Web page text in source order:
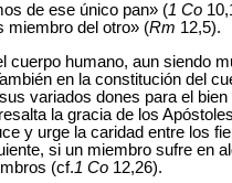
de ese único pan» (1 Co
miembro del otro» (Rm 12,5).
humano, aun siendo
en la constitución del
variados dones para el
la gracia de los
y urge la caridad entre los
si un miembro sufre en
(cf.1 Co 12,26).